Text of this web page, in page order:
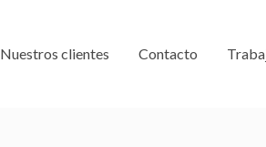
Nuestros clientes Contacto